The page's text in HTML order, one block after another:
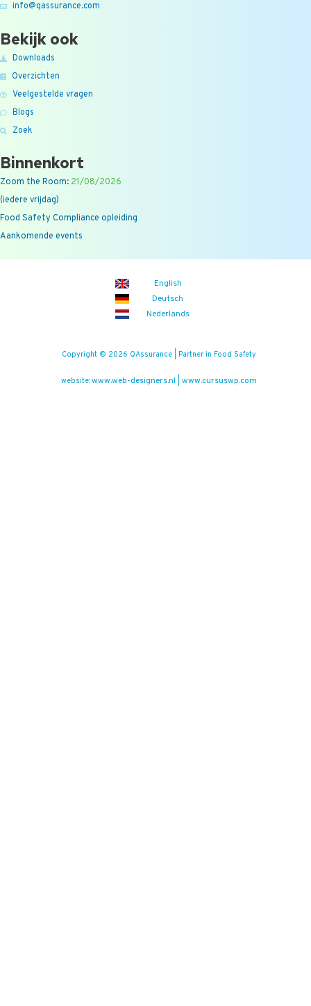
info@qassurance.com
Bekijk ook
Downloads
Overzichten
Veelgestelde vragen
Blogs
Zoek
Binnenkort
Zoom the Room: 21/08/2026
(iedere vrijdag)
Food Safety Compliance opleiding
Aankomende events
English
Deutsch
Nederlands
Copyright © 2026 QAssurance | Partner in Food Safety
website: www.web-designers.nl www.cursuswp.com